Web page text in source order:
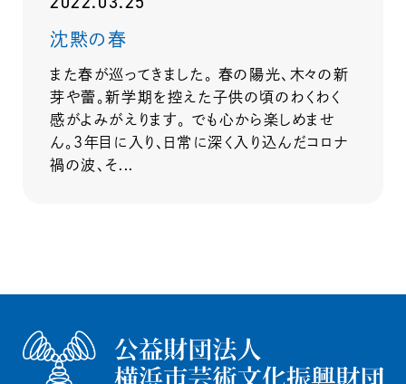
沈黙の春
また春が巡ってきました。 春の陽光、木々の新
芽や蕾。新学期を控えた子供の頃のわくわく
感がよみがえります。 でも心から楽しめませ
ん。３年目に入り、日常に深く入り込んだコロナ
禍の波、そ...